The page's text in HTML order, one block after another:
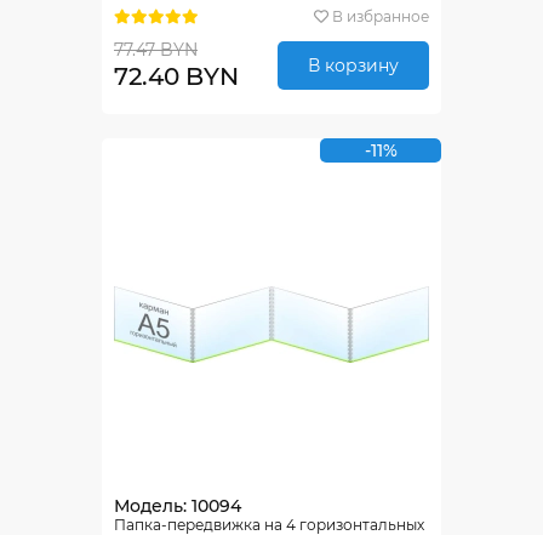
В избранное
77.47 BYN
72.40 BYN В корзину
-11%
Модель: 10094
Папка-передвижка на 4 горизонтальных